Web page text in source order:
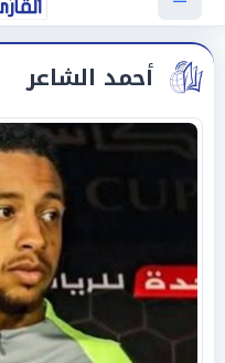
أحمد الشاعر